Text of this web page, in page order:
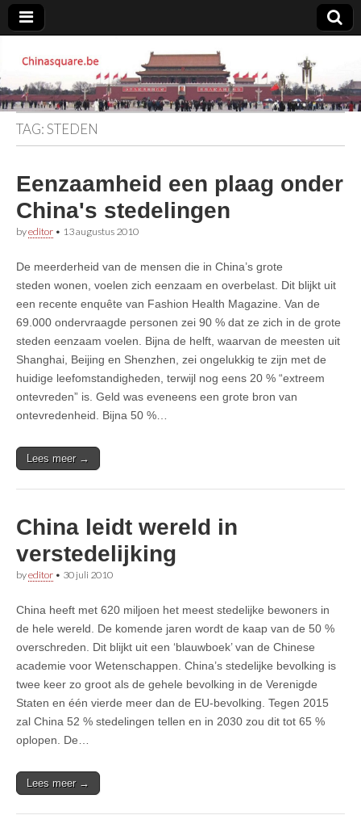
Chinasquare.be
TAG:STEDEN
Eenzaamheid een plaag onder
China's stedelingen
byeditor • 13 augustus 2010
De meerderheid van de mensen die in China’s grote
steden wonen, voelen zich eenzaam en overbelast. Dit blijkt uit
een recente enquête van Fashion Health Magazine. Van de
69.000 ondervraagde personen zei 90 % dat ze zich in de grote
steden eenzaam voelen. Bijna de helft, waarvan de meesten uit
Shanghai, Beijing en Shenzhen, zei ongelukkig te zijn met de
huidige leefomstandigheden, terwijl nog eens 20 % “extreem
ontevreden” is. Geld was eveneens een grote bron van
ontevredenheid. Bijna 50 %…
Lees meer →
China leidt wereld in
verstedelijking
byeditor • 30 juli 2010
China heeft met 620 miljoen het meest stedelijke bewoners in
de hele wereld. De komende jaren wordt de kaap van de 50 %
overschreden. Dit blijkt uit een ‘blauwboek’ van de Chinese
academie voor Wetenschappen. China’s stedelijke bevolking is
twee keer zo groot als de gehele bevolking in de Verenigde
Staten en één vierde meer dan de EU-bevolking. Tegen 2015
zal China 52 % stedelingen tellen en in 2030 zou dit tot 65 %
oplopen. De…
Lees meer →